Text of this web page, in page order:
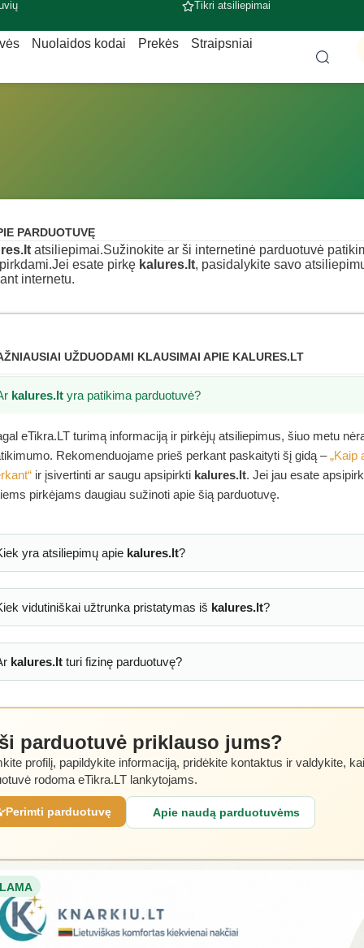
Tikri atsiliepimai
Nuolaidos kodai Prekės Straipsniai
PARDUOTUVĘ
atsiliepimai.Sužinokite ar ši internetinė parduotuvė
esate pirkę kalures.lt, pasidalykite savo
internetu.
UŽDUODAMI KLAUSIMAI APIE KALURES.LT
kalures.lt yra patikima parduotuvė?
eTikra.LT turimą informaciją ir pirkėjų atsiliepimus, šiuo metu
Rekomenduojame prieš perkant paskaityti šį gidą –„Kaip
ir įsivertinti ar saugu apsipirkti kalures.lt. Jei jau esate
pirkėjams daugiau sužinoti apie šią parduotuvę.
yra atsiliepimų apie kalures.lt?
vidutiniškai užtrunka pristatymas iš kalures.lt?
kalures.ltturi fizinę parduotuvę?
parduotuvė priklauso jums?
profilį, papildykite informaciją, pridėkite kontaktus ir valdykite,
rodoma eTikra.LT lankytojams.
Perimti parduotuvę Apie naudą parduotuvėms